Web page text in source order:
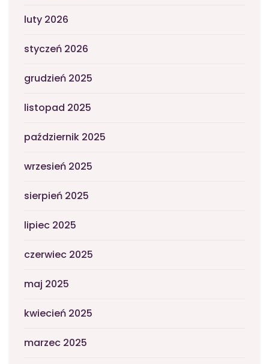
luty 2026
styczeń 2026
grudzień 2025
listopad 2025
październik 2025
wrzesień 2025
sierpień 2025
lipiec 2025
czerwiec 2025
maj 2025
kwiecień 2025
marzec 2025